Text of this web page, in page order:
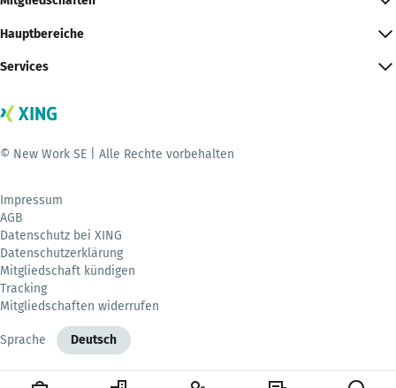
Hauptbereiche
Services
© New Work SE | Alle Rechte vorbehalten
Impressum
AGB
Datenschutz bei XING
Datenschutzerklärung
Mitgliedschaft kündigen
Tracking
Mitgliedschaften widerrufen
Sprache Deutsch